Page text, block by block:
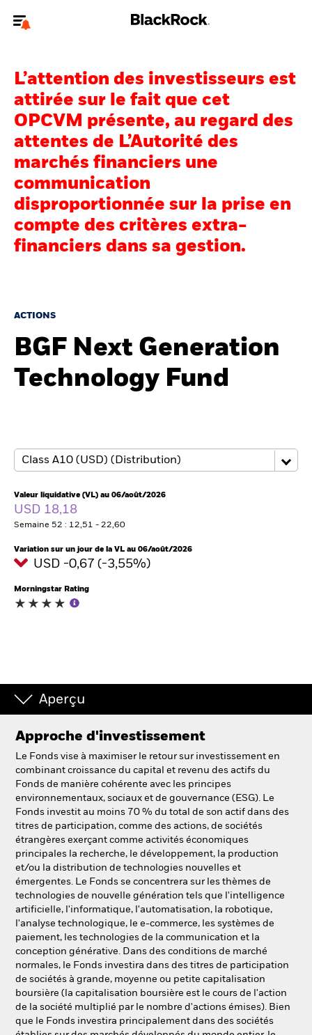
professionnels.
jourvotre type d'utilisateur.
Nous connaître
Thèmes
ETF iShares
Education
Intermédiaires financiers
iShares
Aladdin
L’attention des investisseurs est
attirée sur le fait que cet
OPCVM présente, au regard des
attentes de L’Autorité des
marchés financiers une
communication
disproportionnée sur la prise en
compte des critères extra-
financiers dans sa gestion.
ACTIONS
BGF Next Generation
Technology Fund
Valeur liquidative (VL) au 06/août/2026
USD 18,18
Semaine 52 : 12,51 - 22,60
Variation sur un jour de la VL au 06/août/2026
USD -0,67 (-3,55%)
Morningstar Rating
Aperçu
Approche d'investissement
Le Fonds vise à maximiser le retour sur investissement en
combinant croissance du capital et revenu des actifs du
Fonds de manière cohérente avec les principes
environnementaux, sociaux et de gouvernance (ESG). Le
Fonds investit au moins 70 % du total de son actif dans des
titres de participation, comme des actions, de sociétés
étrangères exerçant comme activités économiques
principales la recherche, le développement, la production
et/ou la distribution de technologies nouvelles et
émergentes. Le Fonds se concentrera sur les thèmes de
technologies de nouvelle génération tels que l'intelligence
artificielle, l'informatique, l'automatisation, la robotique,
l'analyse technologique, le e-commerce, les systèmes de
paiement, les technologies de la communication et la
conception générative. Dans des conditions de marché
normales, le Fonds investira dans des titres de participation
de sociétés à grande, moyenne ou petite capitalisation
boursière (la capitalisation boursière est le cours de l'action
de la société multiplié par le nombre d'actions émises). Bien
que le Fonds investira principalement dans des sociétés